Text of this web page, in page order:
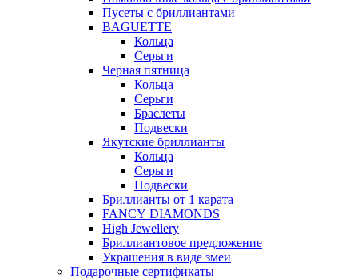
Пусеты с бриллиантами
BAGUETTE
Кольца
Серьги
Черная пятница
Кольца
Серьги
Браслеты
Подвески
Якутские бриллианты
Кольца
Серьги
Подвески
Бриллианты от 1 карата
FANCY DIAMONDS
High Jewellery
Бриллиантовое предложение
Украшения в виде змеи
Подарочные сертификаты